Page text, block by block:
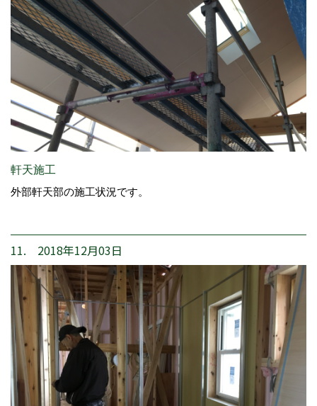
軒天施工
外部軒天部の施工状況です。
11. 2018年12月03日